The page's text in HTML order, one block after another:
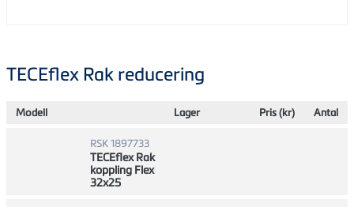
TECEflex Rak reducering
Modell Lager Pris (kr) Antal
RSK 1897733
TECEflex Rak
koppling Flex
32x25